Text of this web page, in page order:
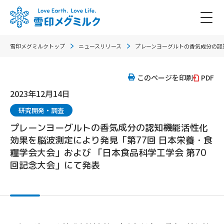
雪印メグミルクトップ ニュースリリース プレーンヨーグルトの香気成分の
このページを印刷 PDF
2023年12月14日
研究開発・調査
プレーンヨーグルトの香気成分の認知機能活性化
効果を脳波測定により発見「第77回 日本栄養・食
糧学会大会」および 「日本食品科学工学会 第70
回記念大会」にて発表